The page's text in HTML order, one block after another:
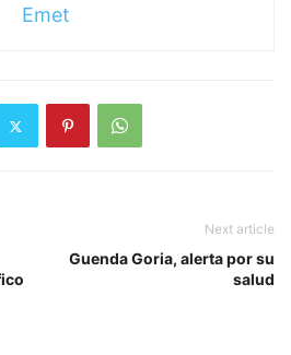
Emet
Next article
Guenda Goria, alerta por su
salud